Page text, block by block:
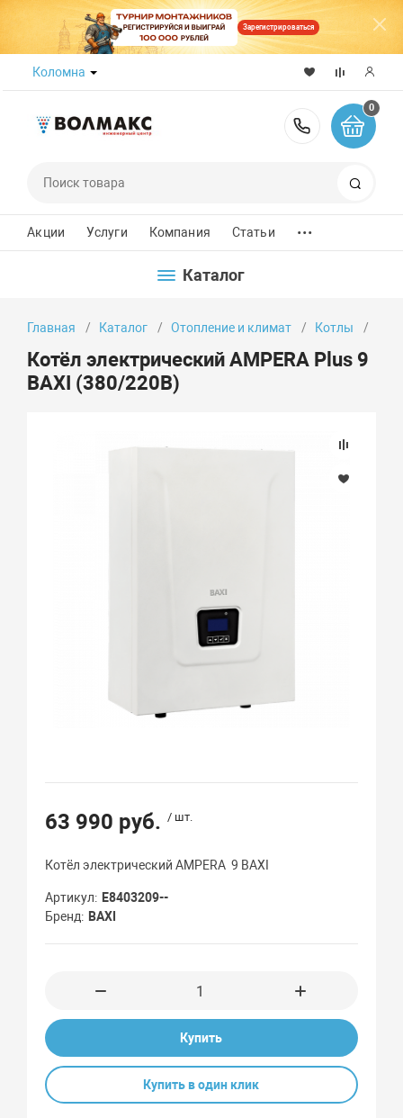
Зарегистрироваться
Коломна
8 (800)
0
Акции Услуги Компания Статьи ...
Каталог
Главная Каталог Отопление и климат Котлы
Котёл электрический AMPERA Plus 9
BAXI (380/220В)
63 990 руб. / шт.
Котёл электрический AMPERA 9 BAXI
Артикул
E8403209--
Бренд
BAXI
Купить
Купить в один клик